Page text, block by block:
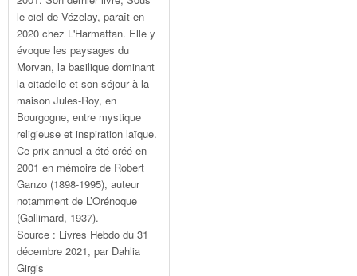
le ciel de Vézelay, paraît en
2020 chez L'Harmattan. Elle y
évoque les paysages du
Morvan, la basilique dominant
la citadelle et son séjour à la
maison Jules-Roy, en
Bourgogne, entre mystique
religieuse et inspiration laïque.
Ce prix annuel a été créé en
2001 en mémoire de Robert
Ganzo (1898-1995), auteur
notamment de L’Orénoque
(Gallimard, 1937).
Source : Livres Hebdo du 31
décembre 2021, par Dahlia
Girgis